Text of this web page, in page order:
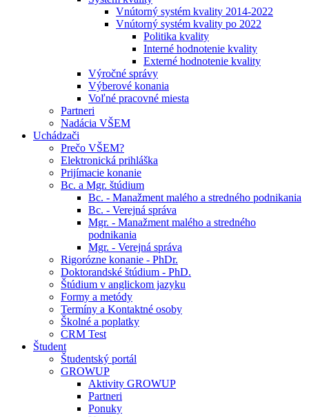
Vnútorný systém kvality 2014-2022
Vnútorný systém kvality po 2022
Politika kvality
Interné hodnotenie kvality
Externé hodnotenie kvality
Výročné správy
Výberové konania
Voľné pracovné miesta
Partneri
Nadácia VŠEM
Uchádzači
Prečo VŠEM?
Elektronická prihláška
Prijímacie konanie
Bc. a Mgr. štúdium
Bc. - Manažment malého a stredného podnikania
Bc. - Verejná správa
Mgr. - Manažment malého a stredného
podnikania
Mgr. - Verejná správa
Rigorózne konanie - PhDr.
Doktorandské štúdium - PhD.
Štúdium v anglickom jazyku
Formy a metódy
Termíny a Kontaktné osoby
Školné a poplatky
CRM Test
Študent
Študentský portál
GROWUP
Aktivity GROWUP
Partneri
Ponuky